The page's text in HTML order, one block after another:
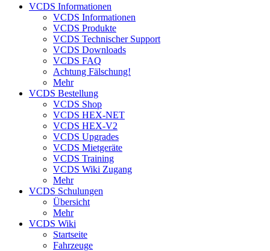
VCDS Informationen
VCDS Informationen
VCDS Produkte
VCDS Technischer Support
VCDS Downloads
VCDS FAQ
Achtung Fälschung!
Mehr
VCDS Bestellung
VCDS Shop
VCDS HEX-NET
VCDS HEX-V2
VCDS Upgrades
VCDS Mietgeräte
VCDS Training
VCDS Wiki Zugang
Mehr
VCDS Schulungen
Übersicht
Mehr
VCDS Wiki
Startseite
Fahrzeuge